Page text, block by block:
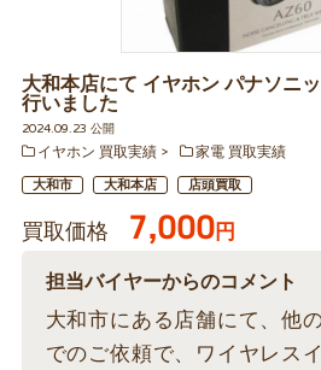
大和本店にて イヤホン パナソニ
行いました
2024.09.23 公開
イヤホン 買取実績
家電 買取実績
大和市 大和本店 店頭買取
買取価格 7,000円
担当バイヤーからのコメント
大和市にある店舗にて、他
でのご依頼で、ワイヤレス